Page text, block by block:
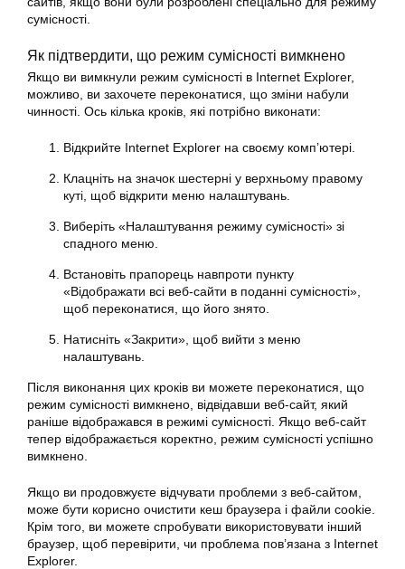
сумісності.
Як підтвердити, що режим сумісності вимкнено
Якщо ви вимкнули режим сумісності в Internet Explorer,
можливо, ви захочете переконатися, що зміни набули
чинності. Ось кілька кроків, які потрібно виконати:
Відкрийте Internet Explorer на своєму комп’ютері.
Клацніть на значок шестерні у верхньому правому
куті, щоб відкрити меню налаштувань.
Виберіть «Налаштування режиму сумісності» зі
спадного меню.
Встановіть прапорець навпроти пункту
«Відображати всі веб-сайти в поданні сумісності»,
щоб переконатися, що його знято.
Натисніть «Закрити», щоб вийти з меню
налаштувань.
Після виконання цих кроків ви можете переконатися, що
режим сумісності вимкнено, відвідавши веб-сайт, який
раніше відображався в режимі сумісності. Якщо веб-сайт
тепер відображається коректно, режим сумісності успішно
вимкнено.
Якщо ви продовжуєте відчувати проблеми з веб-сайтом,
може бути корисно очистити кеш браузера і файли cookie.
Крім того, ви можете спробувати використовувати інший
браузер, щоб перевірити, чи проблема пов’язана з Internet
Explorer.